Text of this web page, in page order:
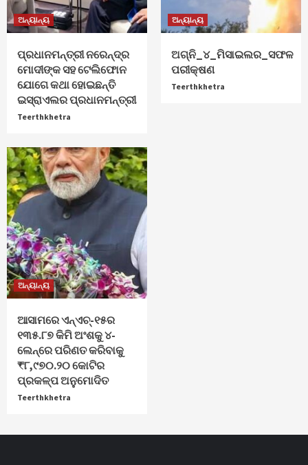
ଅନ୍ୟାନ୍ୟ
ପ୍ରଧାନମନ୍ତ୍ରୀ ନରେନ୍ଦ୍ର
ମୋଦୀଙ୍କ ସହ ଟେଲିଫୋନ
ଯୋଗେ କଥା ହୋଇଛନ୍ତି
ଇସ୍ରାଏଲର ପ୍ରଧାନମନ୍ତ୍ରୀ
Teerthkhetra
ଅନ୍ୟାନ୍ୟ
ଅଗ୍ନି_୪_ମିସାଇଲର_ସଫଳ
ପରୀକ୍ଷଣ
Teerthkhetra
ଅନ୍ୟାନ୍ୟ
ଆସାମରେ ଏନ୍ଏଚ୍-୧୫ର
୧୩୫.୮୭ କିମି ଅଂଶକୁ ୪-
ଲେନ୍‌ରେ ପରିଣତ କରିବାକୁ
₹୮,୯୭୦.୨୦ କୋଟିର
ପ୍ରକଳ୍ପ ଅନୁମୋଦିତ
Teerthkhetra